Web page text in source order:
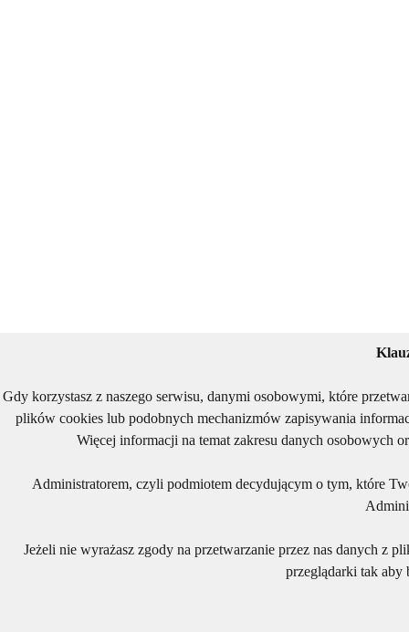
Gdy korzystasz z naszego serwisu, danymi osobowymi, które
plików cookies lub podobnych mechanizmów zapisywania
Więcej informacji na temat zakresu danych osobowych
Administratorem, czyli podmiotem decydującym o tym, które
Jeżeli nie wyrażasz zgody na przetwarzanie przez nas danych z
przeglądarki tak aby